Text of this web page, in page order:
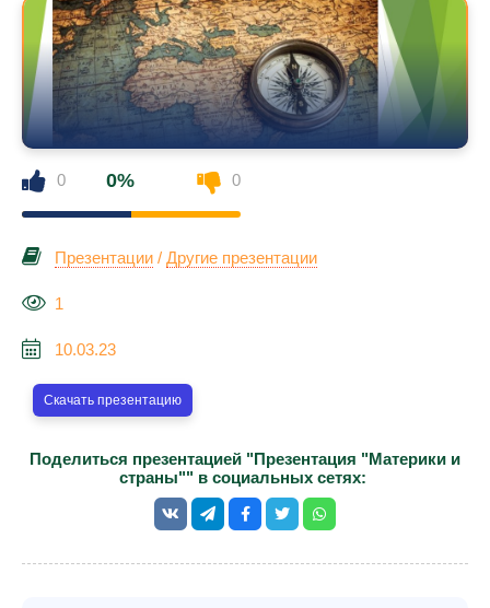
0 0% 0
Презентации / Другие презентации
1
10.03.23
Скачать презентацию
Поделиться презентацией "Презентация "Материки и
страны"" в социальных сетях: